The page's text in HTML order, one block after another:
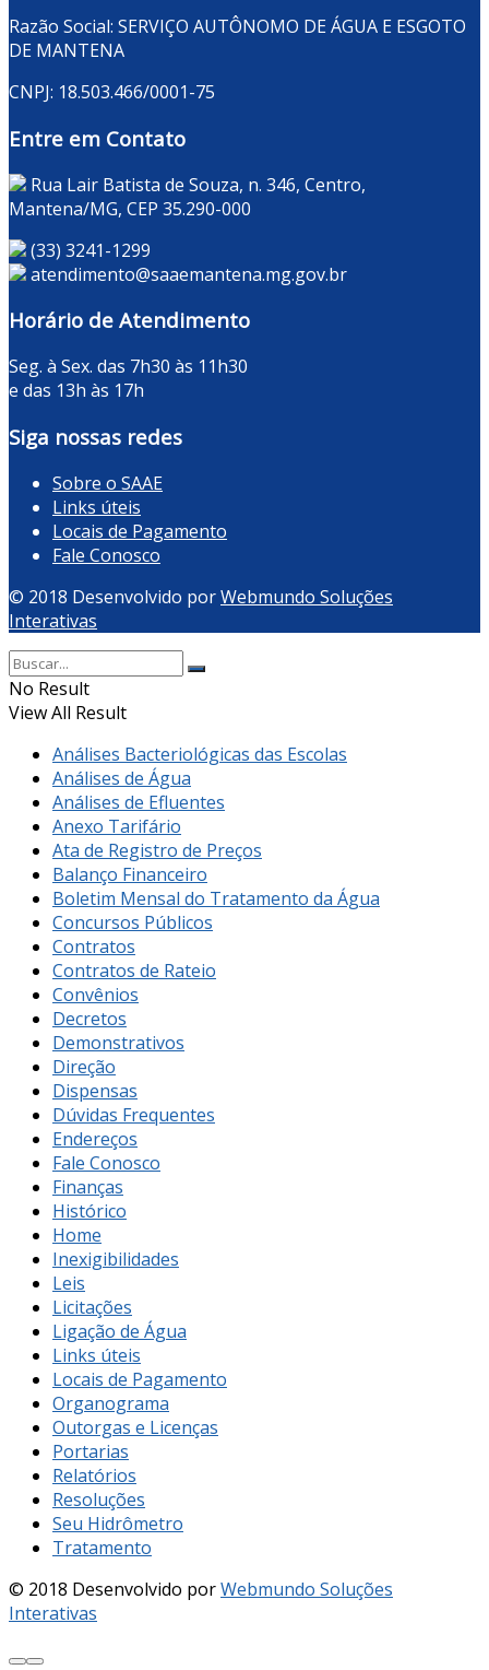
Razão Social: SERVIÇO AUTÔNOMO DE ÁGUA E ESGOTO
DE MANTENA
CNPJ: 18.503.466/0001-75
Entre em Contato
Rua Lair Batista de Souza, n. 346, Centro,
Mantena/MG, CEP 35.290-000
(33) 3241-1299
atendimento@saaemantena.mg.gov.br
Horário de Atendimento
Seg. à Sex. das 7h30 às 11h30
e das 13h às 17h
Siga nossas redes
Sobre o SAAE
Links úteis
Locais de Pagamento
Fale Conosco
© 2018 Desenvolvido porWebmundo Soluções
Interativas
No Result
View All Result
Análises Bacteriológicas das Escolas
Análises de Água
Análises de Efluentes
Anexo Tarifário
Ata de Registro de Preços
Balanço Financeiro
Boletim Mensal do Tratamento da Água
Concursos Públicos
Contratos
Contratos de Rateio
Convênios
Decretos
Demonstrativos
Direção
Dispensas
Dúvidas Frequentes
Endereços
Fale Conosco
Finanças
Histórico
Home
Inexigibilidades
Leis
Licitações
Ligação de Água
Links úteis
Locais de Pagamento
Organograma
Outorgas e Licenças
Portarias
Relatórios
Resoluções
Seu Hidrômetro
Tratamento
© 2018 Desenvolvido porWebmundo Soluções
Interativas